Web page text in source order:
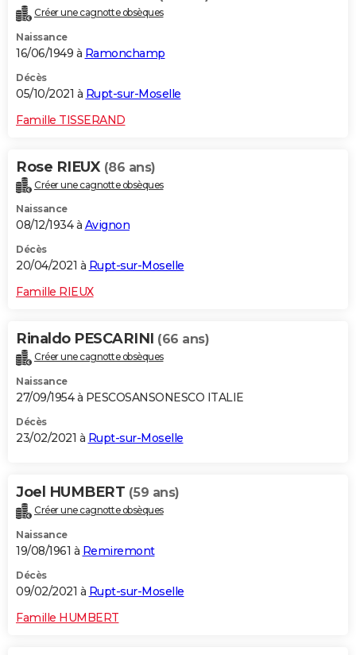
Créer une cagnotte obsèques
Naissance
16/06/1949 à Ramonchamp
Décès
05/10/2021 à Rupt-sur-Moselle
Famille TISSERAND
Rose RIEUX (86 ans)
Créer une cagnotte obsèques
Naissance
08/12/1934 à Avignon
Décès
20/04/2021 à Rupt-sur-Moselle
Famille RIEUX
Rinaldo PESCARINI (66 ans)
Créer une cagnotte obsèques
Naissance
27/09/1954 à PESCOSANSONESCO ITALIE
Décès
23/02/2021 à Rupt-sur-Moselle
Joel HUMBERT (59 ans)
Créer une cagnotte obsèques
Naissance
19/08/1961 à Remiremont
Décès
09/02/2021 à Rupt-sur-Moselle
Famille HUMBERT